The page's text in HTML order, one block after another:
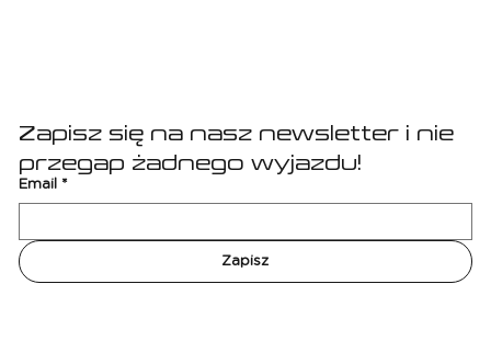
Zapisz się na nasz newsletter i nie
przegap żadnego wyjazdu!
Email *
Zapisz